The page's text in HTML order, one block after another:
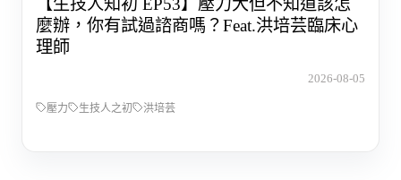
【生技人知初 EP53】壓力大但不知道該怎
麼辦，你有試過諮商嗎？Feat.洪培芸臨床心
理師
2026-08-05
壓力 生技人之初 洪培芸